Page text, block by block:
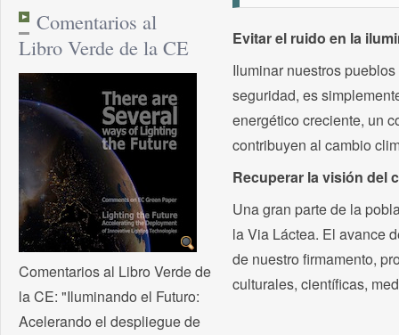
Comentarios al
Libro Verde de la CE
Comentarios al Libro Verde de
la CE: "Iluminando el Futuro:
Acelerando el despliegue de
Evitar el ruido en la
Iluminar nuestros
seguridad, es
energético creciente, un
contribuyen al cambio
Recuperar la visión del
Una gran parte de la
la Via Láctea. El avance
de nuestro ﬁrmamento,
culturales, cientíﬁcas,